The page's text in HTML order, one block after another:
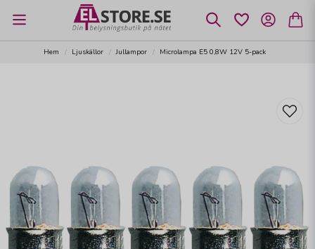
Hem Ljuskällor Jullampor Microlampa E5 0,8W 12V 5-pack